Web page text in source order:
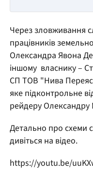
Через зловживання
працівників
Олександра Явона
іншому власнику –
СП ТОВ "Нива
яке підконтрольне
рейдеру Олександру
Детально про схеми
дивіться на відео.
https://youtu.be/